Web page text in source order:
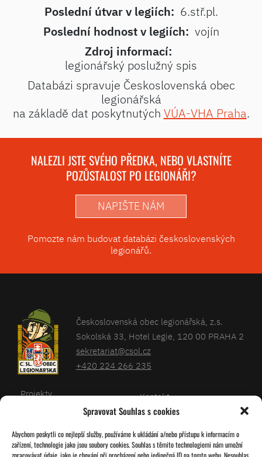
Spravovat Souhlas s cookies
Abychom poskytli co nejlepší služby, používáme k ukládání a/nebo přístupu k informacím o
zařízení, technologie jako jsou soubory cookies. Souhlas s těmito technologiemi nám umožní
zpracovávat údaje, jako je chování při procházení nebo jedinečná ID na tomto webu. Nesouhlas
Poslední útvar v legiích: 6.stř.pl.
Poslední hodnost v legiích: vojín
Zdroj informací:
legionářský poslužný spis
Databázi spravuje Československá obec
legionářská
na základě dat poskytnutých VÚA-VHA Praha.
NALEZLI JSTE SVÉHO PŘEDKA, NEBO VLASTNÍTE
POZŮSTALOST PO LEGIONÁŘI?
NAPIŠTE NÁM
Pomozte nám budovat databázi československých
legionářů.
Československá obec legionářská, z.s.
Sokolská 33, Hotel Legie, 120 00 PRAHA 2
sekretariat@csol.cz
+420 224 266 235
Projekty
Kalendář
Kontakt
Databáze legionářů
Pro členy